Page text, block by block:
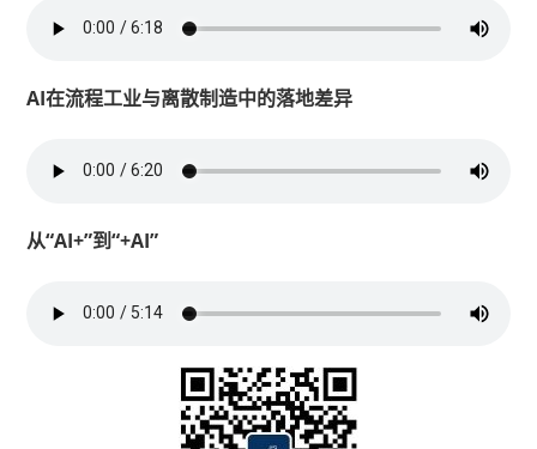
AI在流程工业与离散制造中的落地差异
从“AI+”到“+AI”